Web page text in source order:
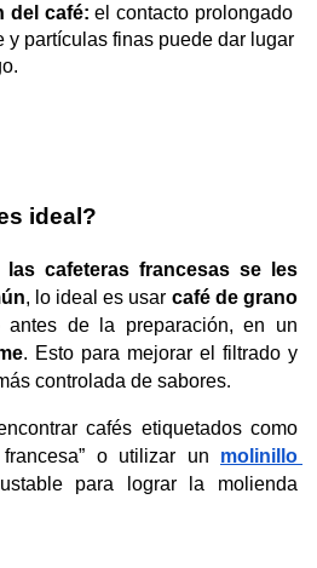
del café: el contacto prolongado
y partículas finas puede dar lugar
ideal?
las cafeteras francesas se les
, lo ideal es usar café de grano
antes de la preparación, en un
. Esto para mejorar el filtrado y
controlada de sabores.
cafés etiquetados como
o utilizar un molinillo
para lograr la molienda